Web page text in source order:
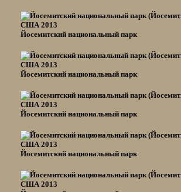
Йосемитский национальный парк
Йосемитский национальный парк
Йосемитский национальный парк
Йосемитский национальный парк